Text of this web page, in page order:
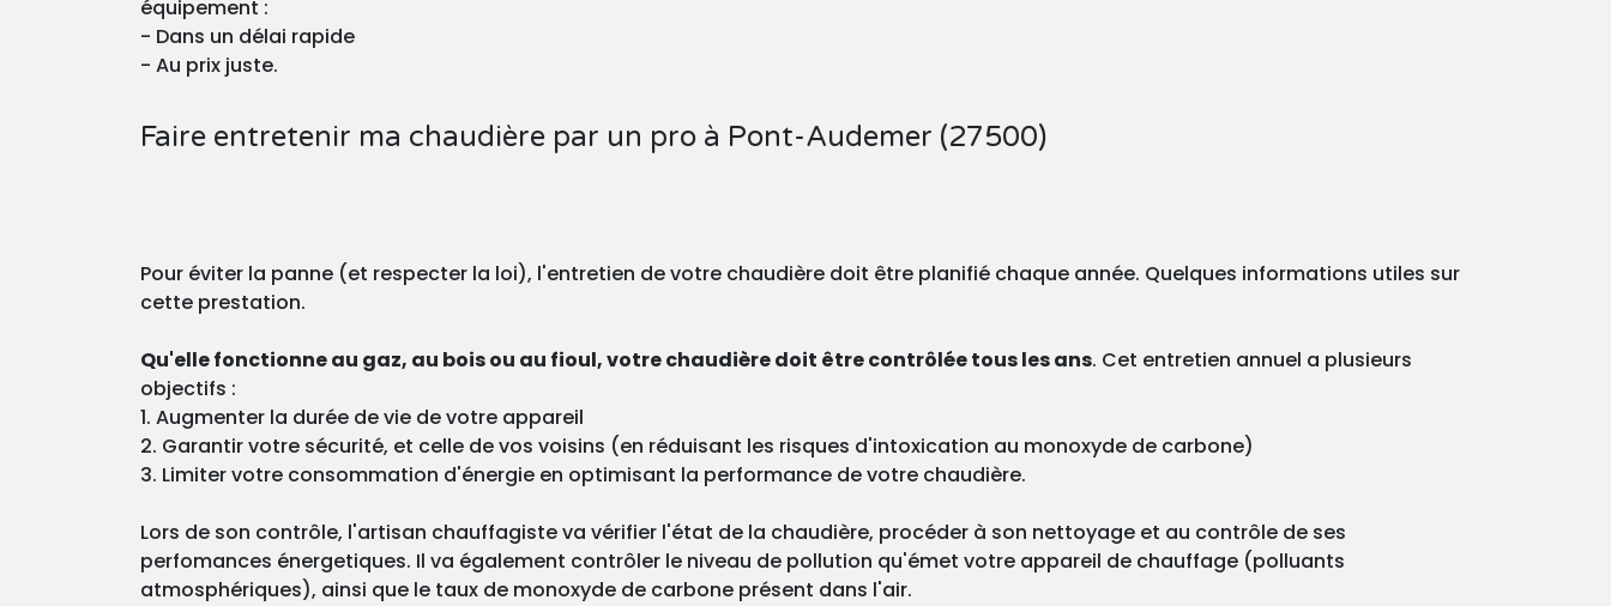
équipement :
- Dans un délai rapide
- Au prix juste.
Faire entretenir ma chaudière par un pro à Pont-Audemer (27500)
Pour éviter la panne (et respecter la loi), l'entretien de votre chaudière doit être planifié chaque année. Quelques informations utiles sur
cette prestation.
Qu'elle fonctionne au gaz, au bois ou au fioul, votre chaudière doit être contrôlée tous les ans. Cet entretien annuel a plusieurs
objectifs :
1. Augmenter la durée de vie de votre appareil
2. Garantir votre sécurité, et celle de vos voisins (en réduisant les risques d'intoxication au monoxyde de carbone)
3. Limiter votre consommation d'énergie en optimisant la performance de votre chaudière.
Lors de son contrôle, l'artisan chauffagiste va vérifier l'état de la chaudière, procéder à son nettoyage et au contrôle de ses
perfomances énergetiques. Il va également contrôler le niveau de pollution qu'émet votre appareil de chauffage (polluants
atmosphériques), ainsi que le taux de monoxyde de carbone présent dans l'air.